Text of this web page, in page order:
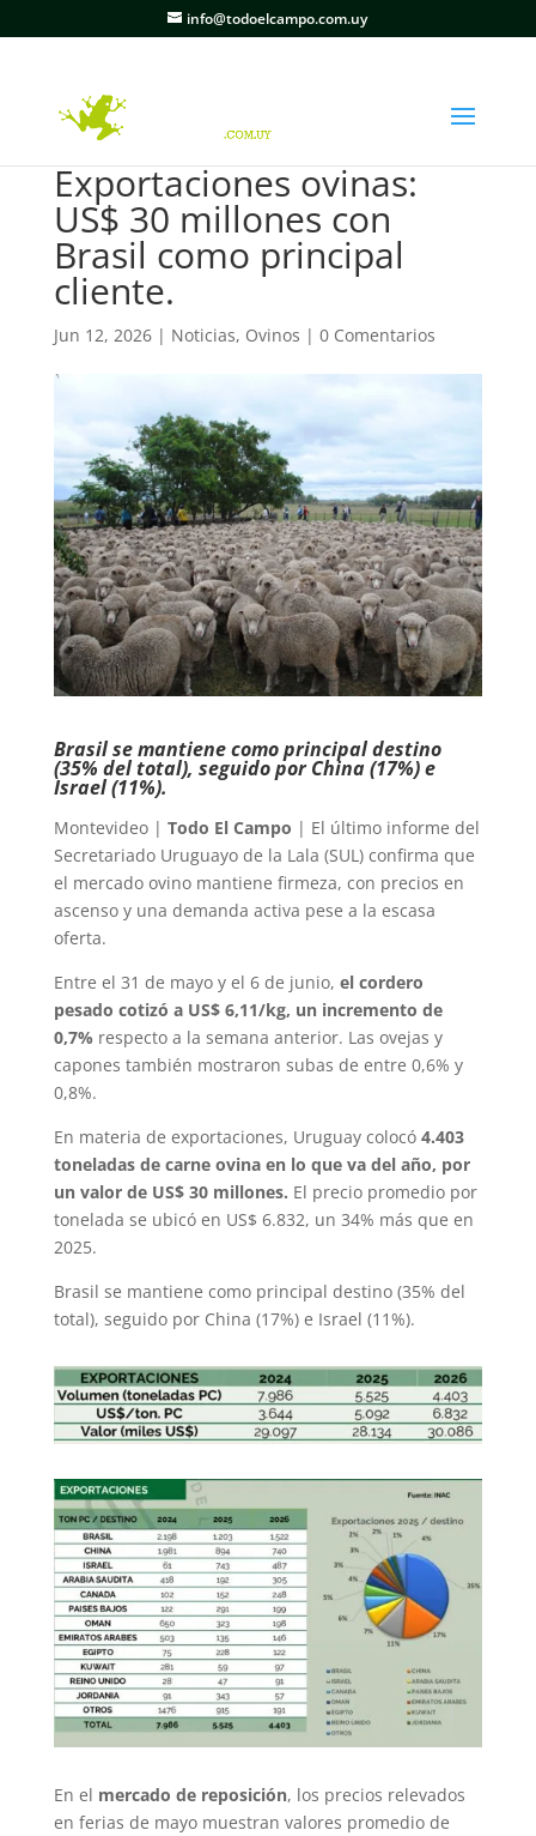
info@todoelcampo.com.uy
Exportaciones ovinas:
US$ 30 millones con
Brasil como principal
cliente.
Jun 12, 2026| Noticias, Ovinos | 0 Comentarios
Brasil se mantiene como principal destino
(35% del total), seguido por China (17%) e
Israel (11%).
Montevideo | Todo El Campo | El último informe del
Secretariado Uruguayo de la Lala (SUL) confirma que
el mercado ovino mantiene firmeza, con precios en
ascenso y una demanda activa pese a la escasa
oferta.
Entre el 31 de mayo y el 6 de junio, el cordero
pesado cotizó a US$ 6,11/kg, un incremento de
0,7% respecto a la semana anterior. Las ovejas y
capones también mostraron subas de entre 0,6% y
0,8%.
En materia de exportaciones, Uruguay colocó 4.403
toneladas de carne ovina en lo que va del año, por
un valor de US$ 30 millones. El precio promedio por
tonelada se ubicó en US$ 6.832, un 34% más que en
2025.
Brasil se mantiene como principal destino (35% del
total), seguido por China (17%) e Israel (11%).
En el mercado de reposición, los precios relevados
en ferias de mayo muestran valores promedio de